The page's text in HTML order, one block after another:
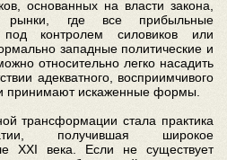
основанных на власти закона,
рынки, где все прибыльные
под контролем силовиков или
западные политические и
относительно легко насадить
адекватного, восприимчивого
принимают искаженные формы.
трансформации стала практика
получившая широкое
XXI века. Если не существует